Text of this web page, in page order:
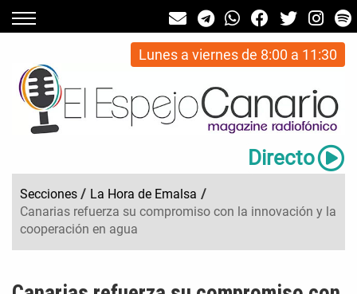
Lunes a viernes de 8:00 a 11:30
Directo
Secciones / La Hora de Emalsa /
Canarias refuerza su compromiso con la innovación y la
cooperación en agua